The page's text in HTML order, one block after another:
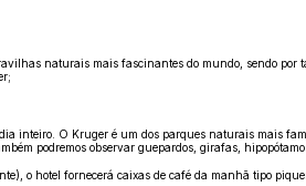
naturais mais fascinantes do mundo, sendo por
O Kruger é um dos parques naturais mais
podremos observar guepardos, girafas,
o hotel fornecerá caixas de café da manhã tipo